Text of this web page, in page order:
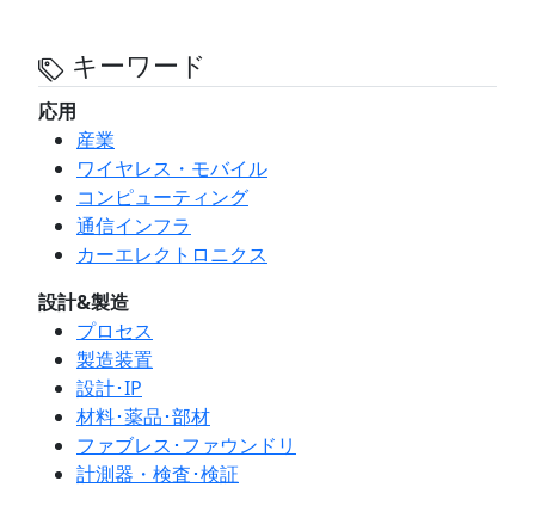
キーワード
応用
産業
ワイヤレス・モバイル
コンピューティング
通信インフラ
カーエレクトロニクス
設計&製造
プロセス
製造装置
設計･IP
材料･薬品･部材
ファブレス･ファウンドリ
計測器・検査･検証